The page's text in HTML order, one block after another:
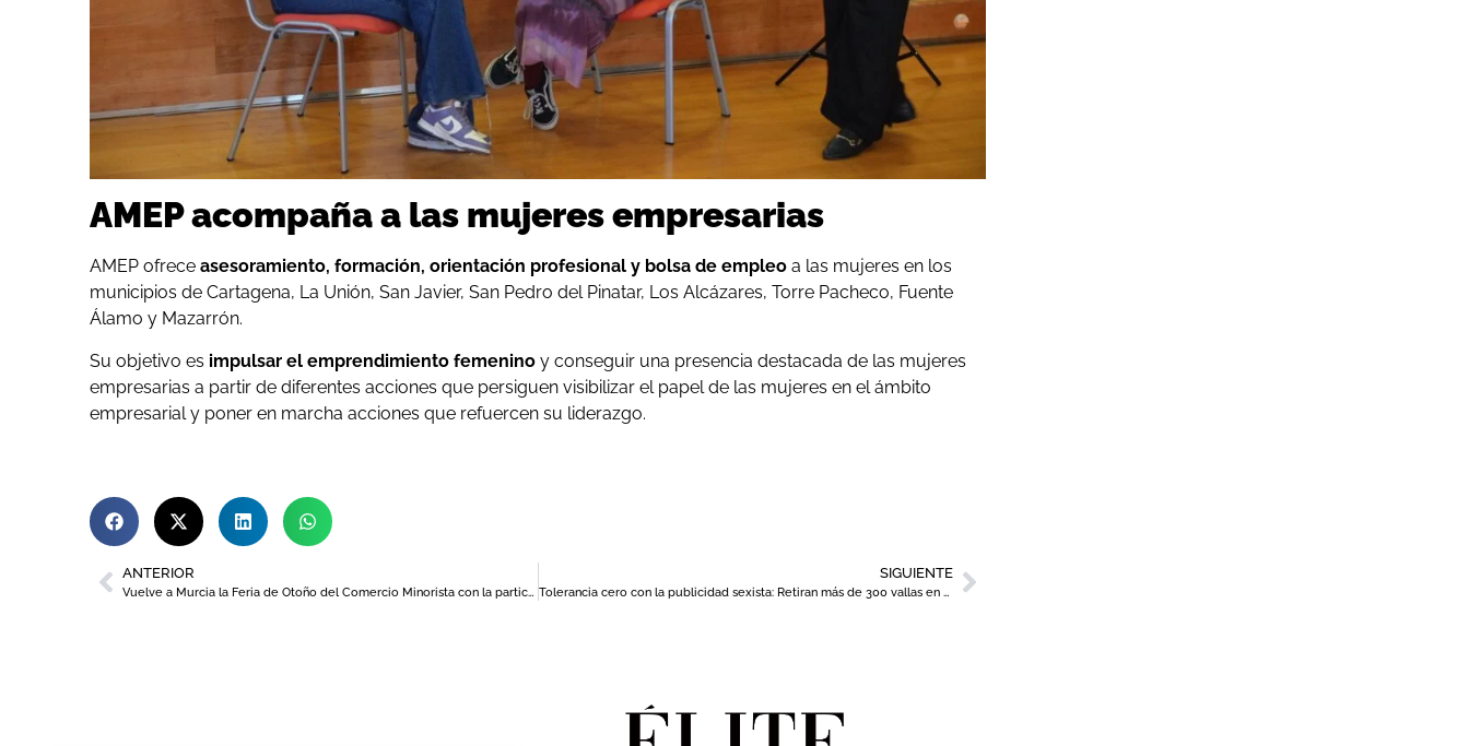
AMEP acompaña a las mujeres empresarias
AMEP ofrece asesoramiento, formación, orientación profesional y bolsa de empleo a las mujeres en los
municipios de Cartagena, La Unión, San Javier, San Pedro del Pinatar, Los Alcázares, Torre Pacheco, Fuente
Álamo y Mazarrón.
Su objetivo es impulsar el emprendimiento femenino y conseguir una presencia destacada de las mujeres
empresarias a partir de diferentes acciones que persiguen visibilizar el papel de las mujeres en el ámbito
empresarial y poner en marcha acciones que refuercen su liderazgo.
ANTERIOR
Vuelve a Murcia la Feria de Otoño del Comercio Minorista con la participación de 30 establecimientos
SIGUIENTE
Tolerancia cero con la publicidad sexista: Retiran más de 300 vallas en Murcia